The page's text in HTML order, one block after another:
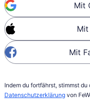
Mit
Mit
Indem du fortfährst, stimmst du
Datenschutzerklärung von